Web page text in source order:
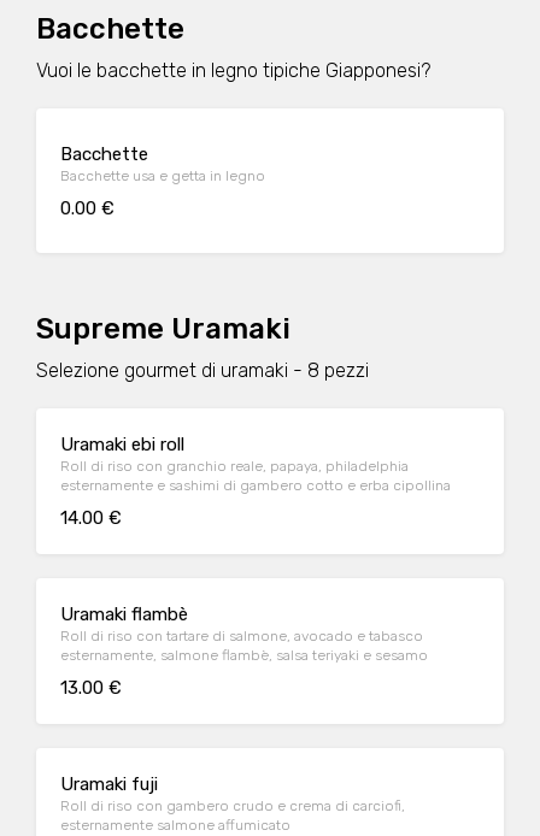
Bacchette
Vuoi le bacchette in legno tipiche Giapponesi?
Bacchette
Bacchette usa e getta in legno
0.00 €
Supreme Uramaki
Selezione gourmet di uramaki - 8 pezzi
Uramaki ebi roll
Roll di riso con granchio reale, papaya, philadelphia
esternamente e sashimi di gambero cotto e erba cipollina
14.00 €
Uramaki flambè
Roll di riso con tartare di salmone, avocado e tabasco
esternamente, salmone flambè, salsa teriyaki e sesamo
13.00 €
Uramaki fuji
Roll di riso con gambero crudo e crema di carciofi,
esternamente salmone affumicato